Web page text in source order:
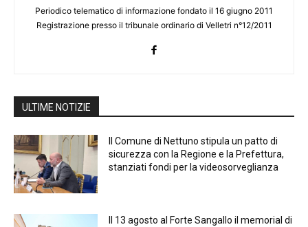
Periodico telematico di informazione fondato il 16 giugno 2011
Registrazione presso il tribunale ordinario di Velletri n°12/2011
ULTIME NOTIZIE
Il Comune di Nettuno stipula un patto di
sicurezza con la Regione e la Prefettura,
stanziati fondi per la videosorveglianza
Il 13 agosto al Forte Sangallo il memorial di